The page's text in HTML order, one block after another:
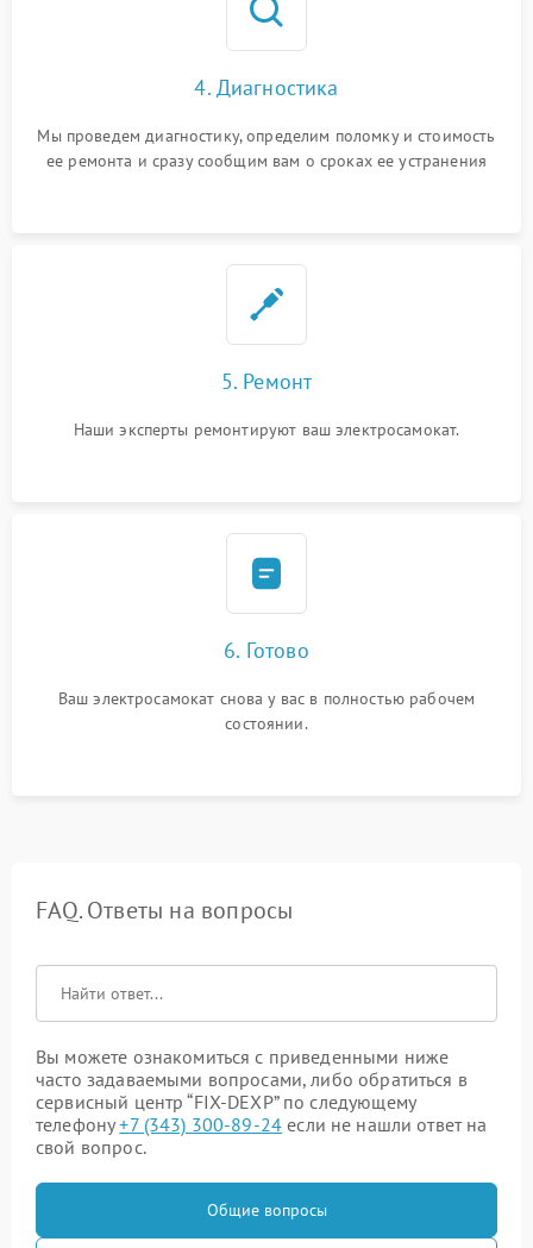
4. Диагностика
Мы проведем диагностику, определим поломку и стоимость
ее ремонта и сразу сообщим вам о сроках ее устранения
5. Ремонт
Наши эксперты ремонтируют ваш электросамокат.
6. Готово
Ваш электросамокат снова у вас в полностью рабочем
состоянии.
FAQ. Ответы на вопросы
Вы можете ознакомиться с приведенными ниже
часто задаваемыми вопросами, либо обратиться в
сервисный центр “FIX-DEXP” по следующему
телефону+7 (343) 300-89-24 если не нашли ответ на
свой вопрос.
Общие вопросы